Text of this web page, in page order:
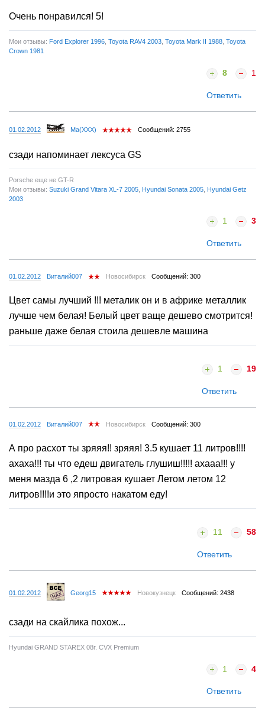
Очень понравился! 5!
Мои отзывы: Ford Explorer 1996, Toyota RAV4 2003, Toyota Mark II 1988, Toyota
Crown 1981
8 1
Ответить
01.02.2012 Ma(XXX) Сообщений: 2755
сзади напоминает лексуса GS
Porsсhe еще не GT-R
Мои отзывы: Suzuki Grand Vitara XL-7 2005 Hyundai Sonata 2005
Hyundai Getz
2003
1 3
Ответить
01.02.2012 Виталий007 Новосибирск Сообщений: 300
Цвет самы лучший !!! металик он и в африке металлик
лучше чем белая! Белый цвет ваще дешево смотрится!
раньше даже белая стоила дешевле машина
1 19
Ответить
01.02.2012 Виталий007 Новосибирск Сообщений: 300
А про расхот ты зряяя!! зряяя! 3.5 кушает 11 литров!!!!
ахаха!!! ты что едеш двигатель глушиш!!!!! ахааа!!! у
меня мазда 6 ,2 литровая кушает Летом летом 12
литров!!!!и это япросто накатом еду!
11 58
Ответить
01.02.2012 Georg15 Новокузнецк Сообщений: 2438
сзади на скайлика похож...
Hyundai GRAND STAREX 08г. CVX Premium
1 4
Ответить